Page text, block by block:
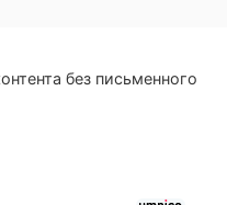
без письменного